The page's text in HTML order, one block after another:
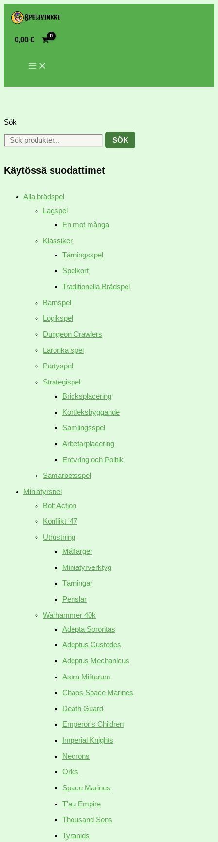
0,00€
Sök
SÖK
Käytössä suodattimet
Alla brädspel
Lagspel
En mot många
Klassiker
Tärningsspel
Spelkort
Traditionella Brädspel
Barnspel
Logikspel
Dungeon Crawlers
Lärorika spel
Partyspel
Strategispel
Bricksplacering
Kortleksbyggande
Samlingsspel
Arbetarplacering
Erövring och Politik
Samarbetsspel
Miniatyrspel
Bolt Action
Konflikt '47
Utrustning
Målfärger
Miniatyrverktyg
Tärningar
Penslar
Warhammer 40k
Adepta Sororitas
Adeptus Custodes
Adeptus Mechanicus
Astra Militarum
Chaos Space Marines
Death Guard
Emperor's Children
Imperial Knights
Necrons
Orks
Space Marines
T'au Empire
Thousand Sons
Tyranids